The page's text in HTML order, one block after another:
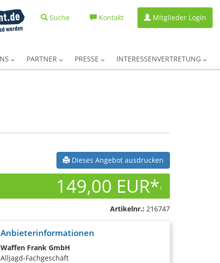
Suche Kontakt Mitglieder Login
PARTNER PRESSE INTERESSENVERTRETUNG
Dieses Angebot ausdrucken
149,00 EUR*1
Artikelnr.: 216747
Anbieterinformationen
Waffen Frank GmbH
Alljagd-Fachgeschäft